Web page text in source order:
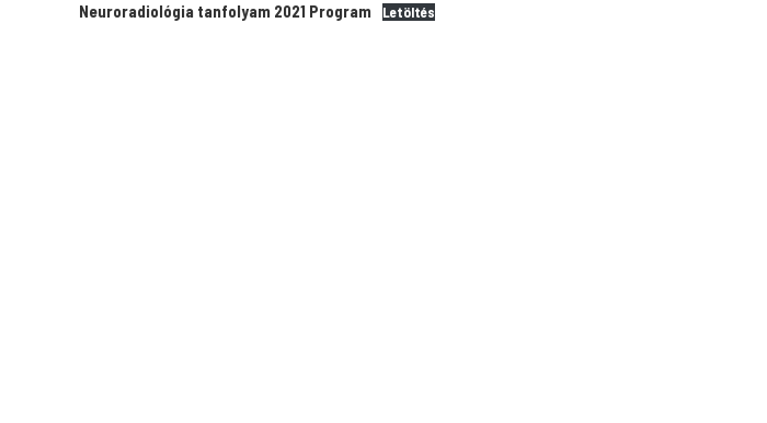
Neuroradiológia tanfolyam 2021 Program Letöltés